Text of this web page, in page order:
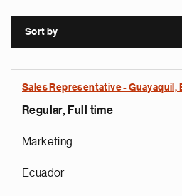
Sort by
Sales Representative - Guayaquil,
Regular, Full time
Marketing
Ecuador